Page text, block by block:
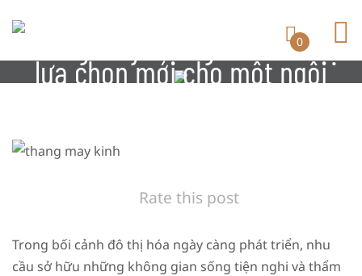
0
Thang máy kính gia đình – Sự
lựa chọn mới cho một ngôi
Rate this post
Trong bối cảnh đô thị hóa ngày càng phát triển, nhu
cầu sở hữu những không gian sống tiện nghi và thẩm